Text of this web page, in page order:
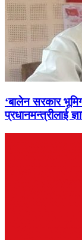
‘बालेन सरकार
प्रधानमन्त्रीलाई